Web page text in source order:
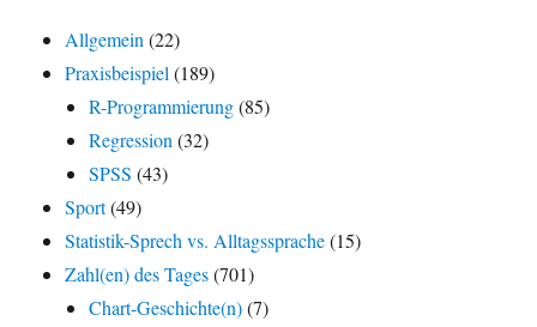
Allgemein(22)
Praxisbeispiel(189)
R-Programmierung(85)
Regression(32)
SPSS (43)
Sport(49)
Statistik-Sprech vs. Alltagssprache(15)
Zahl(en) des Tages(701)
Chart-Geschichte(n)(7)